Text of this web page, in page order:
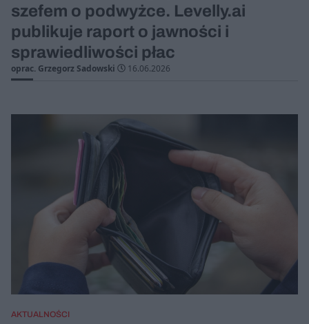
szefem o podwyżce. Levelly.ai
publikuje raport o jawności i
sprawiedliwości płac
oprac. Grzegorz Sadowski 16.06.2026
AKTUALNOŚCI